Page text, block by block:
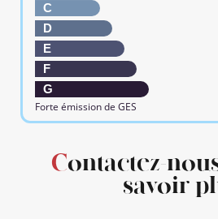
C
D
E
F
G
Forte émission de GES
Contactez-nous pour en
savoir